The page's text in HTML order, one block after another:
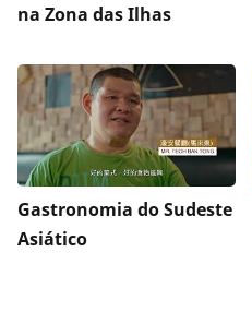
na Zona das Ilhas
Gastronomia do Sudeste
Asiático